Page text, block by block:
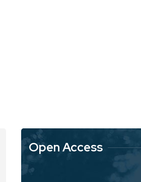
Open Access